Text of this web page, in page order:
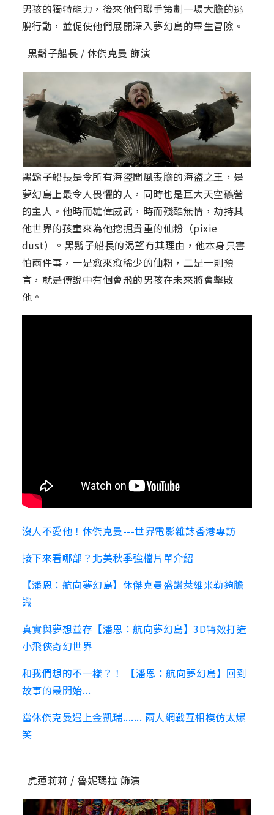
男孩的獨特能力，後來他們聯手策劃一場大膽的逃
脫行動，並促使他們展開深入夢幻島的畢生冒險。
黑鬍子船長 / 休傑克曼 飾演
黑鬍子船長是令所有海盜聞風喪膽的海盜之王，是
夢幻島上最令人畏懼的人，同時也是巨大天空礦營
的主人。他時而雄偉威武，時而殘酷無情，劫持其
他世界的孩童來為他挖掘貴重的仙粉（pixie
dust）。黑鬍子船長的渴望有其理由，他本身只害
怕兩件事，一是愈來愈稀少的仙粉，二是一則預
言，就是傳說中有個會飛的男孩在未來將會擊敗
他。
沒人不愛他！休傑克曼---世界電影雜誌香港專訪
接下來看哪部？北美秋季強檔片單介紹
【潘恩：航向夢幻島】休傑克曼盛讚萊維米勒夠膽
識
真實與夢想並存【潘恩：航向夢幻島】3D特效打造
小飛俠奇幻世界
和我們想的不一樣？！ 【潘恩：航向夢幻島】回到
故事的最開始...
當休傑克曼遇上金凱瑞....... 兩人網戰互相模仿太爆
笑
虎蓮莉莉 / 魯妮瑪拉 飾演